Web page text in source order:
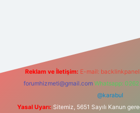
Reklam ve İletişim: E-mail:
forumhizmeti@gmail.com Whatsapp:
@karabul
Yasal Uyarı: Sitemiz, 5651 Sayılı Kanun